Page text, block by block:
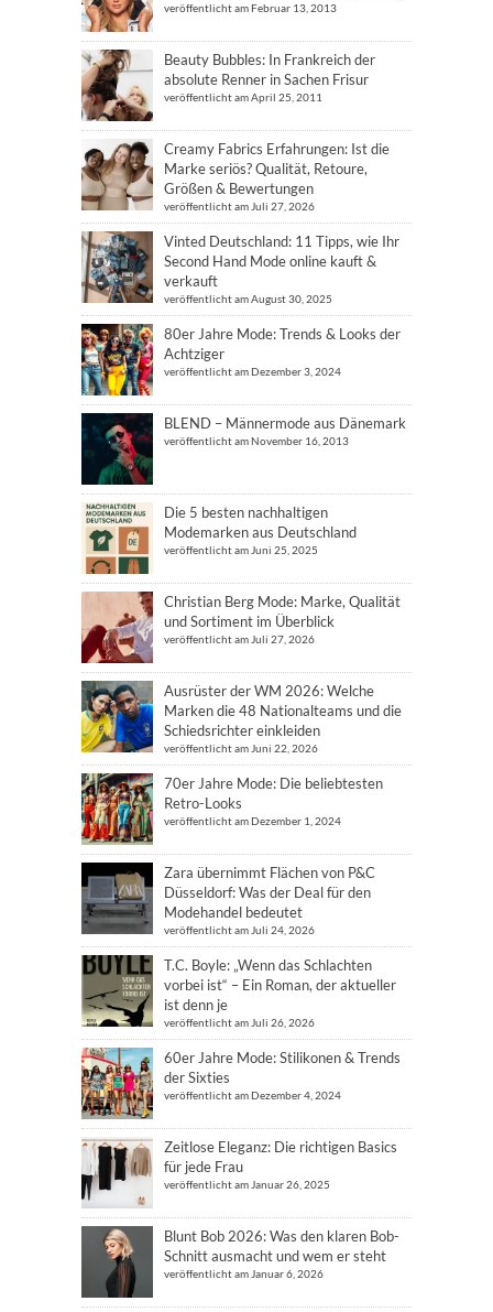
veröffentlicht am Februar 13, 2013
Beauty Bubbles: In Frankreich der
absolute Renner in Sachen Frisur
veröffentlicht am April 25, 2011
Creamy Fabrics Erfahrungen: Ist die
Marke seriös? Qualität, Retoure,
Größen & Bewertungen
veröffentlicht am Juli 27, 2026
Vinted Deutschland: 11 Tipps, wie Ihr
Second Hand Mode online kauft &
verkauft
veröffentlicht am August 30, 2025
80er Jahre Mode: Trends & Looks der
Achtziger
veröffentlicht am Dezember 3, 2024
BLEND – Männermode aus Dänemark
veröffentlicht am November 16, 2013
Die 5 besten nachhaltigen
Modemarken aus Deutschland
veröffentlicht am Juni 25, 2025
Christian Berg Mode: Marke, Qualität
und Sortiment im Überblick
veröffentlicht am Juli 27, 2026
Ausrüster der WM 2026: Welche
Marken die 48 Nationalteams und die
Schiedsrichter einkleiden
veröffentlicht am Juni 22, 2026
70er Jahre Mode: Die beliebtesten
Retro-Looks
veröffentlicht am Dezember 1, 2024
Zara übernimmt Flächen von P&C
Düsseldorf: Was der Deal für den
Modehandel bedeutet
veröffentlicht am Juli 24, 2026
T.C. Boyle: „Wenn das Schlachten
vorbei ist“ – Ein Roman, der aktueller
ist denn je
veröffentlicht am Juli 26, 2026
60er Jahre Mode: Stilikonen & Trends
der Sixties
veröffentlicht am Dezember 4, 2024
Zeitlose Eleganz: Die richtigen Basics
für jede Frau
veröffentlicht am Januar 26, 2025
Blunt Bob 2026: Was den klaren Bob-
Schnitt ausmacht und wem er steht
veröffentlicht am Januar 6, 2026